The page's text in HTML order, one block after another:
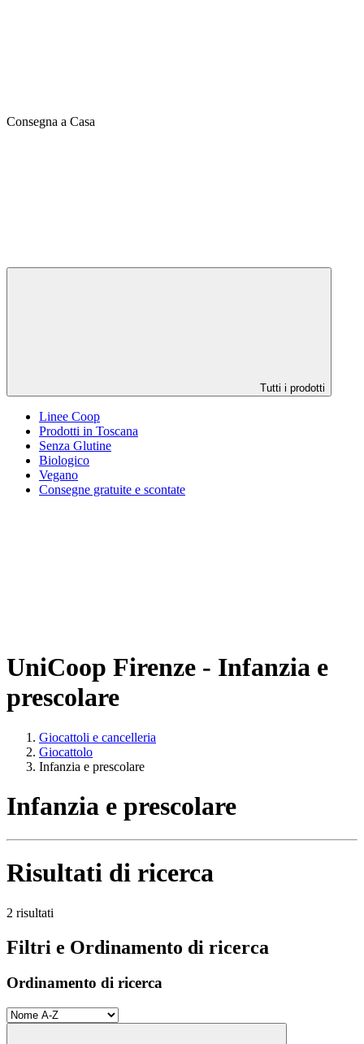
Consegna a Casa
Tutti i prodotti
Linee Coop
Prodotti in Toscana
Senza Glutine
Biologico
Vegano
Consegne gratuite e scontate
UniCoop Firenze - Infanzia e
prescolare
Giocattoli e cancelleria
Giocattolo
Infanzia e prescolare
Infanzia e prescolare
Risultati di ricerca
2 risultati
Filtri e Ordinamento di ricerca
Ordinamento di ricerca